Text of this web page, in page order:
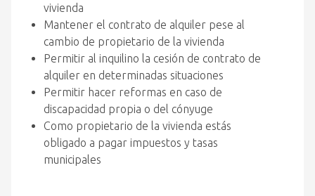
vivienda
Mantener el contrato de alquiler pese al
cambio de propietario de la vivienda
Permitir al inquilino la cesión de contrato de
alquiler en determinadas situaciones
Permitir hacer reformas en caso de
discapacidad propia o del cónyuge
Como propietario de la vivienda estás
obligado a pagar impuestos y tasas
municipales